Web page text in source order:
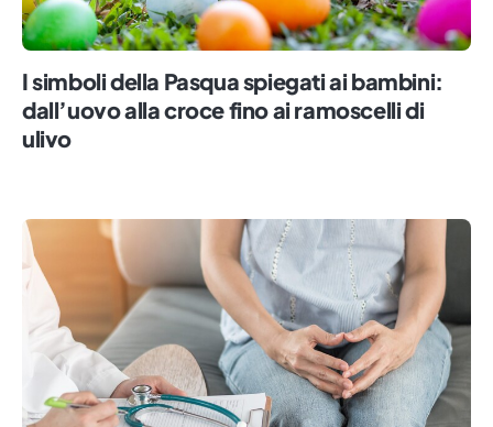
I simboli della Pasqua spiegati ai bambini:
dall’uovo alla croce fino ai ramoscelli di
ulivo